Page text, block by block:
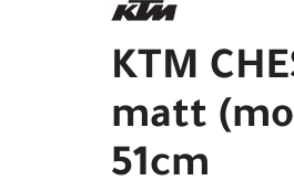
KTM
matt
51cm